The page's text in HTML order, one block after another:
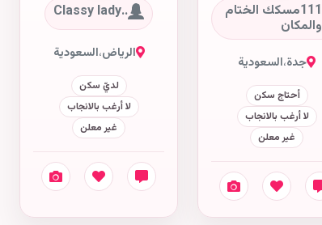
111مسكك الختام
والمكان
جدة،السعودية
أحتاج سكن
لا أرغب بالانجاب
غير معلن
..Classy lady
الرياض،السعودية
لديّ سكن
لا أرغب بالانجاب
غير معلن